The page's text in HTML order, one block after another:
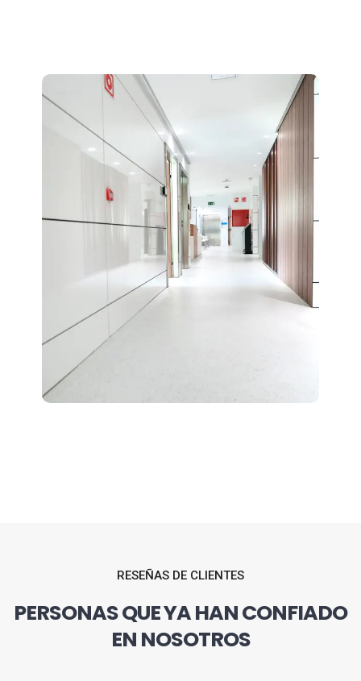
RESEÑAS DE CLIENTES
PERSONAS QUE YA HAN CONFIADO
EN NOSOTROS